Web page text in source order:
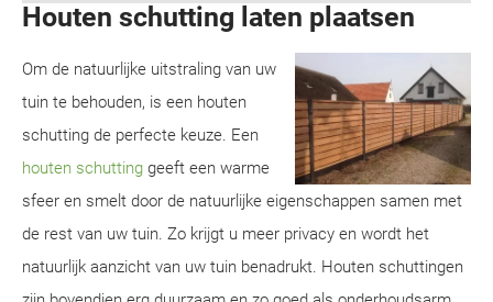
Houten schutting laten plaatsen
Om de natuurlijke uitstraling van uw
tuin te behouden, is een houten
schutting de perfecte keuze. Een
houten schutting geeft een warme
sfeer en smelt door de natuurlijke eigenschappen samen met
de rest van uw tuin. Zo krijgt u meer privacy en wordt het
natuurlijk aanzicht van uw tuin benadrukt. Houten schuttingen